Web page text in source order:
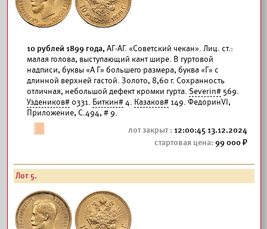
10 рублей 1899 года,АГ-АГ. «Советский чекан». Лиц. ст.:
малая голова, выступающий кант шире. В гуртовой
надписи, буквы «А Г» большего размера, буква «Г» с
длинной верхней гастой. Золото, 8,60 г. Сохранность
отличная, небольшой дефект кромки гурта. Severin# 569.
Уздеников# 0331. Биткин#4. Казаков# 149. ФедоринVI,
Приложение, С.494, # 9.
12:00:45 13.12.2024
99 000
Лот 5.